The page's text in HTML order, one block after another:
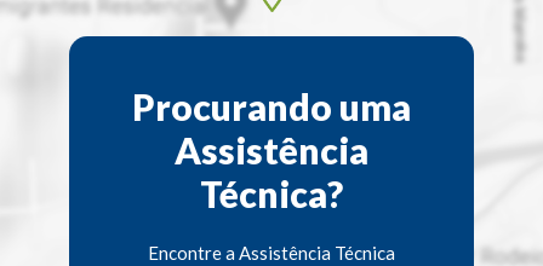
Procurando uma
Assistência
Técnica?
Encontre a Assistência Técnica